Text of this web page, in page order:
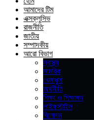
আমাদের টিম
এক্সক্লুসিভ
রাজনীতি
জাতীয়
সম্পাদকীয়
আরো বিভাগ
স্বাস্থ্য
সামরিক
খেলাধুলা
অর্থনীতি
শিক্ষা ও শিক্ষাঙ্গন
লাইফস্টাইল
বিনোদন